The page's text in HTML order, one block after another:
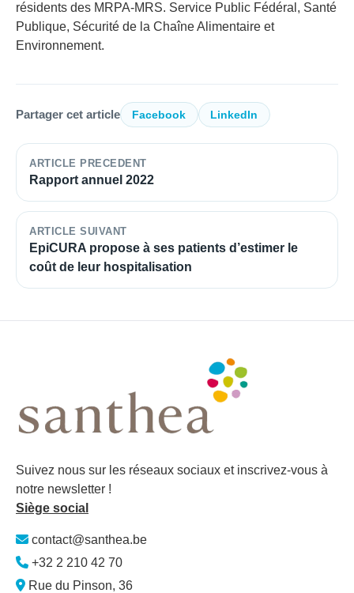
résidents des MRPA-MRS. Service Public Fédéral, Santé
Publique, Sécurité de la Chaîne Alimentaire et
Environnement.
Partager cet article Facebook LinkedIn
ARTICLE PRECEDENT
Rapport annuel 2022
ARTICLE SUIVANT
EpiCURA propose à ses patients d’estimer le
coût de leur hospitalisation
Suivez nous sur les réseaux sociaux et inscrivez-vous à
notre newsletter !
Siège social
contact@santhea.be
+32 2 210 42 70
Rue du Pinson, 36